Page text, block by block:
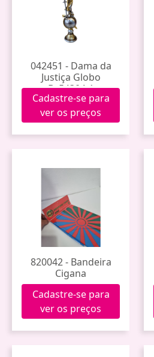
042451 - Dama da
Justiça Globo
Bz54304-1
Cadastre-se para
ver os preços
820042 - Bandeira
Cigana
Cadastre-se para
ver os preços